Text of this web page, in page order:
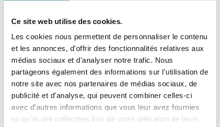
Ce site web utilise des cookies.
Les cookies nous permettent de personnaliser le contenu
et les annonces, d'offrir des fonctionnalités relatives aux
médias sociaux et d'analyser notre trafic. Nous
partageons également des informations sur l'utilisation de
notre site avec nos partenaires de médias sociaux, de
publicité et d'analyse, qui peuvent combiner celles-ci
avec d'autres informations que vous leur avez fournies
ou qu'ils ont collectées lors de votre utilisation de leurs
Codexial Cold Cream